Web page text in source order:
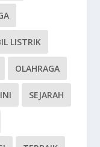
LISTRIK
OLAHRAGA
SEJARAH